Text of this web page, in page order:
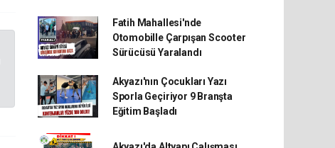
Fatih Mahallesi'nde
Otomobille Çarpışan Scooter
Sürücüsü Yaralandı
Akyazı'nın Çocukları Yazı
Sporla Geçiriyor 9 Branşta
Eğitim Başladı